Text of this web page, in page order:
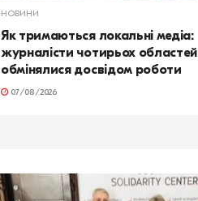
НОВИНИ
Як тримаються локальні медіа:
журналісти чотирьох областей
обмінялися досвідом роботи
07/08/2026